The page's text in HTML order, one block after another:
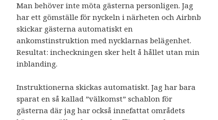
Man behöver inte möta gästerna personligen. Jag
har ett gömställe för nyckeln i närheten och Airbnb
skickar gästerna automatiskt en
ankomstinstruktion med nycklarnas belägenhet.
Resultat: incheckningen sker helt å hållet utan min
inblanding.
Instruktionerna skickas automatiskt. Jag har bara
sparat en så kallad ”välkomst” schablon för
gästerna där jag har också innefattat områdets